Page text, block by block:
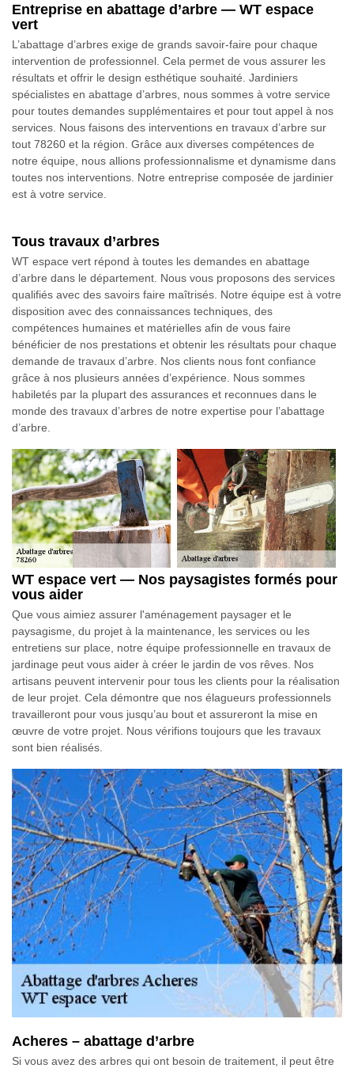
Entreprise en abattage d’arbre — WT espace
vert
L’abattage d’arbres exige de grands savoir-faire pour chaque
intervention de professionnel. Cela permet de vous assurer les
résultats et offrir le design esthétique souhaité. Jardiniers
spécialistes en abattage d’arbres, nous sommes à votre service
pour toutes demandes supplémentaires et pour tout appel à nos
services. Nous faisons des interventions en travaux d’arbre sur
tout 78260 et la région. Grâce aux diverses compétences de
notre équipe, nous allions professionnalisme et dynamisme dans
toutes nos interventions. Notre entreprise composée de jardinier
est à votre service.
Tous travaux d’arbres
WT espace vert répond à toutes les demandes en abattage
d’arbre dans le département. Nous vous proposons des services
qualifiés avec des savoirs faire maîtrisés. Notre équipe est à votre
disposition avec des connaissances techniques, des
compétences humaines et matérielles afin de vous faire
bénéficier de nos prestations et obtenir les résultats pour chaque
demande de travaux d’arbre. Nos clients nous font confiance
grâce à nos plusieurs années d’expérience. Nous sommes
habiletés par la plupart des assurances et reconnues dans le
monde des travaux d’arbres de notre expertise pour l’abattage
d’arbre.
WT espace vert — Nos paysagistes formés pour
vous aider
Que vous aimiez assurer l'aménagement paysager et le
paysagisme, du projet à la maintenance, les services ou les
entretiens sur place, notre équipe professionnelle en travaux de
jardinage peut vous aider à créer le jardin de vos rêves. Nos
artisans peuvent intervenir pour tous les clients pour la réalisation
de leur projet. Cela démontre que nos élagueurs professionnels
travailleront pour vous jusqu’au bout et assureront la mise en
œuvre de votre projet. Nous vérifions toujours que les travaux
sont bien réalisés.
Acheres – abattage d’arbre
Si vous avez des arbres qui ont besoin de traitement, il peut être